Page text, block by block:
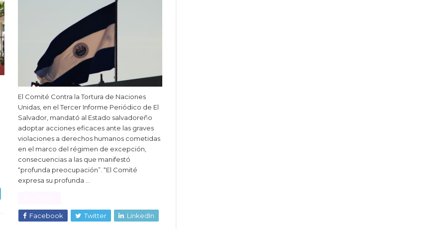
El Comité Contra la Tortura de Naciones
Unidas, en el Tercer Informe Periódico de El
Salvador, mandató al Estado salvadoreño
adoptar acciones eficaces ante las graves
violaciones a derechos humanos cometidas
en el marco del régimen de excepción,
consecuencias a las que manifestó
“profunda preocupación”. “El Comité
expresa su profunda …
Facebook Twitter LinkedIn